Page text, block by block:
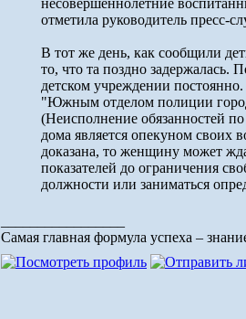
отметила руководитель пресс-
В тот же день, как сообщили
то, что та поздно задержалась.
детском учреждении постоянно.
"Южным отделом полиции
(Неисполнение обязанностей
дома является опекуном своих
доказана, то женщину может
показателей до ограничения
должности или заниматься
Самая главная формула успеха –